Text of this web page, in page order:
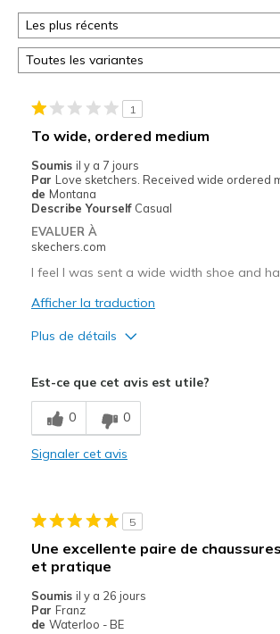
1
To wide, ordered medium
Soumis il y a 7 jours
Par Love sketchers. Received wide ordered
de Montana
Describe Yourself Casual
EVALUER À
skechers.com
I feel I was sent a wide width shoe and
Afficher la traduction
Plus de détails
Les meilleures utilisations
Casual Wear
Sizing
View On Shoes
Shoes are for Wearing
Est-ce que cet avis est utile?
0 0
Signaler cet avis
5
Une excellente paire de
et pratique
Soumis il y a 26 jours
Par Franz
de Waterloo - BE